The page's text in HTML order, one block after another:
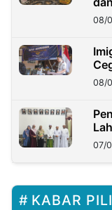
08/
08/
07/
KABAR